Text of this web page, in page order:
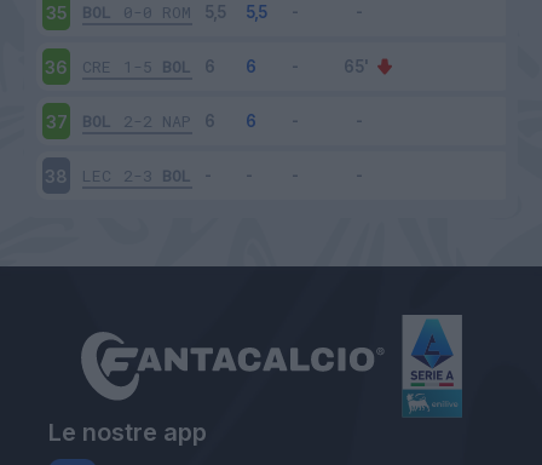
35 BOL 0-0 ROM
36 CRE 1-5 BOL
37 BOL 2-2 NAP
38 LEC 2-3 BOL
Le nostre app